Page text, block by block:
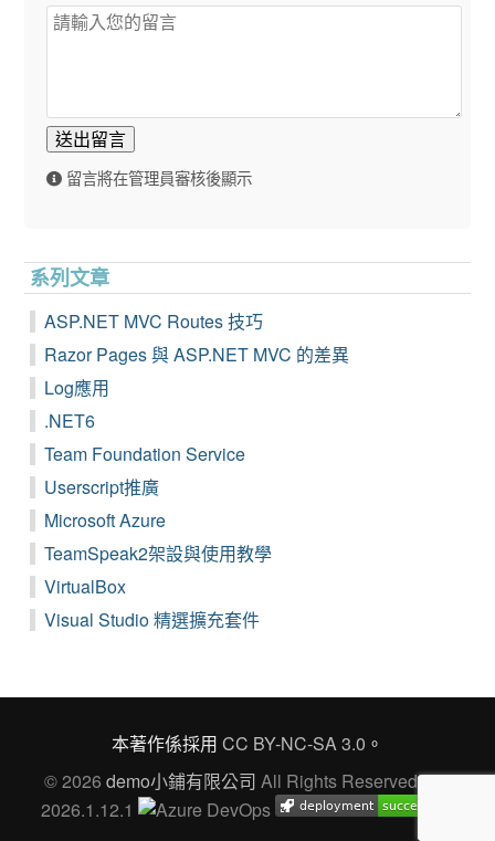
送出留言
留言將在管理員審核後顯示
系列文章
ASP.NET MVC Routes 技巧
Razor Pages 與 ASP.NET MVC 的差異
Log應用
.NET6
Team Foundation Service
Userscript推廣
Microsoft Azure
TeamSpeak2架設與使用教學
VirtualBox
Visual Studio 精選擴充套件
本著作係採用 CC BY-NC-SA 3.0 。
© 2026 demo小鋪有限公司 All Rights Reserved Ver.
2026.1.12.1